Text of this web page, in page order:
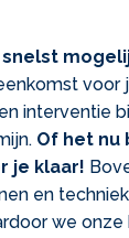
snelst
voor
interventie
Of het nu
je klaar!
en
we